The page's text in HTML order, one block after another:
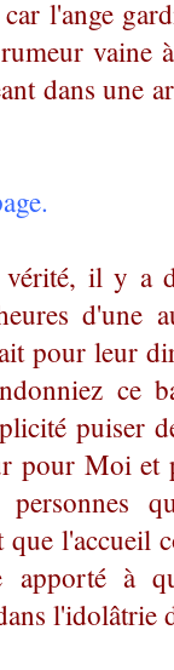
l'ange
vaine
dans une
il y a
d'une
pour leur
ce
puiser
pour Moi et
que l'accueil
apporté à
l'idolâtrie